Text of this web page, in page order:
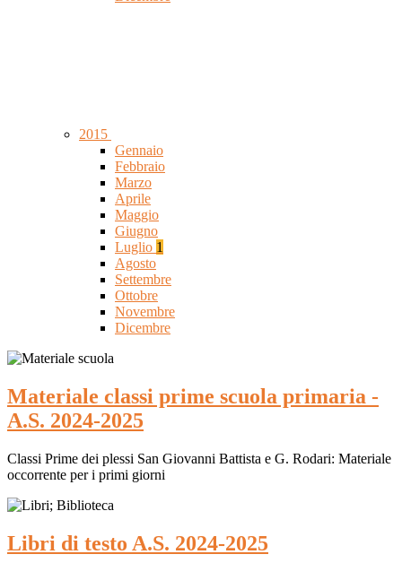
2015
Gennaio
Febbraio
Marzo
Aprile
Maggio
Giugno
Luglio 1
Agosto
Settembre
Ottobre
Novembre
Dicembre
Materiale classi prime scuola primaria -
A.S. 2024-2025
Classi Prime dei plessi San Giovanni Battista e G. Rodari: Materiale
occorrente per i primi giorni
Libri di testo A.S. 2024-2025